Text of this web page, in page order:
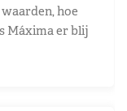
hoe
Máxima er blij